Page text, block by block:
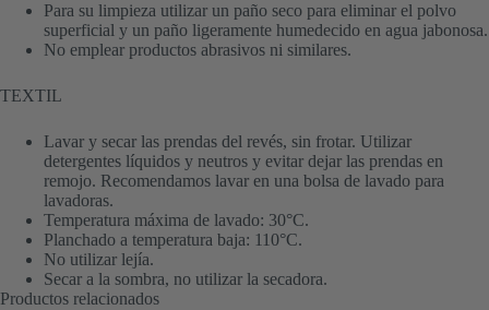
Para su limpieza utilizar un paño seco para eliminar el polvo
superficial y un paño ligeramente humedecido en agua jabonosa.
No emplear productos abrasivos ni similares.
TEXTIL
Lavar y secar las prendas del revés, sin frotar. Utilizar
detergentes líquidos y neutros y evitar dejar las prendas en
remojo. Recomendamos lavar en una bolsa de lavado para
lavadoras.
Temperatura máxima de lavado: 30°C.
Planchado a temperatura baja: 110°C.
No utilizar lejía.
Secar a la sombra, no utilizar la secadora.
Productos relacionados